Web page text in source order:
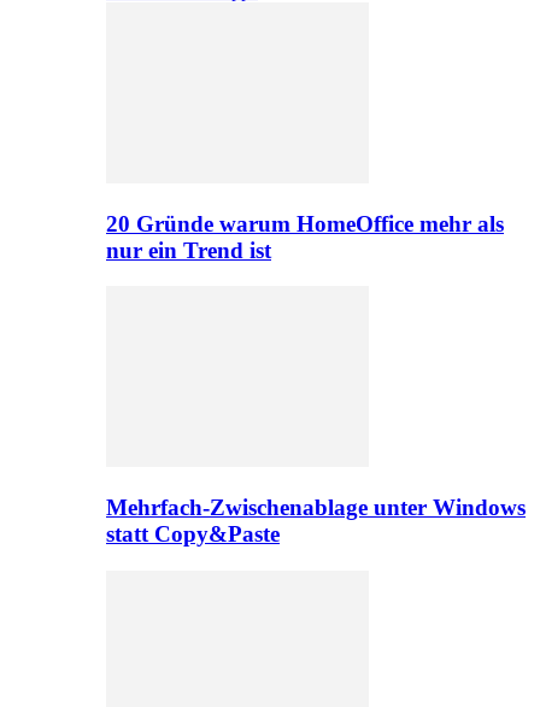
20 Gründe warum HomeOffice mehr als
nur ein Trend ist
Mehrfach-Zwischenablage unter Windows
statt Copy&Paste